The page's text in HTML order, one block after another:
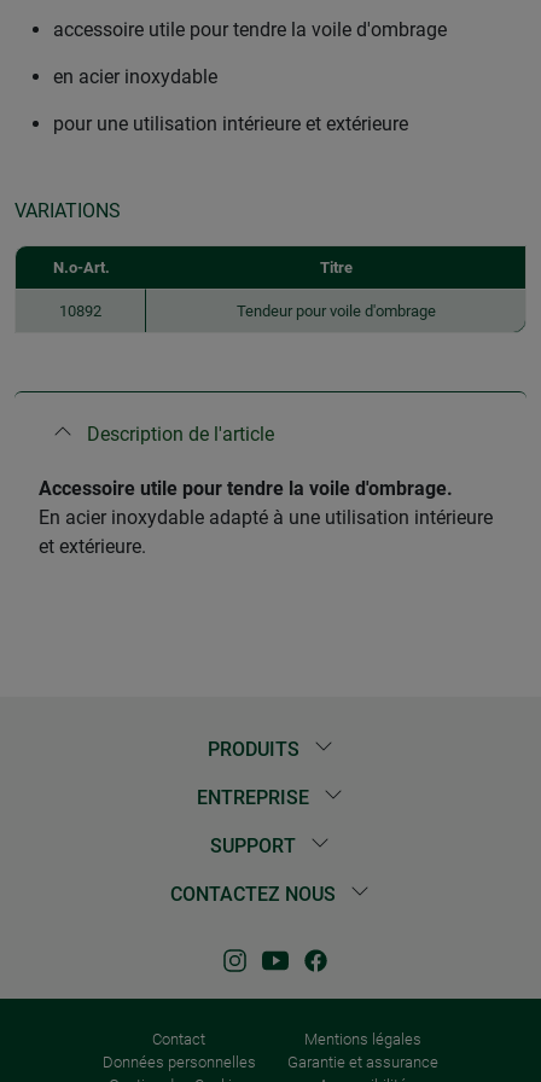
accessoire utile pour tendre la voile d'ombrage
en acier inoxydable
pour une utilisation intérieure et extérieure
VARIATIONS
N.o-Art. Titre
10892 Tendeur pour voile d'ombrage
Description de l'article
​Accessoire utile pour tendre la voile d'ombrage.
En acier inoxydable adapté à une utilisation intérieure
et extérieure.
PRODUITS
ENTREPRISE
SUPPORT
CONTACTEZ NOUS
Contact
Mentions légales
Données personnelles
Garantie et assurance